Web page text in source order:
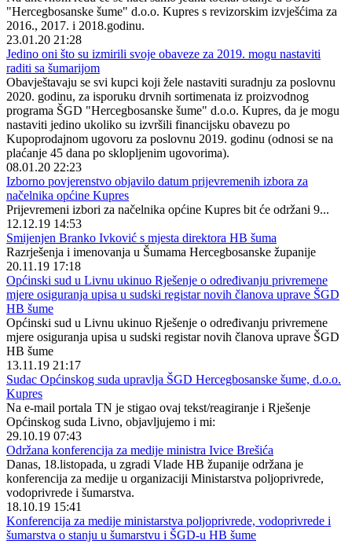
"Hercegbosanske šume" d.o.o. Kupres s revizorskim izvješćima za
2016., 2017. i 2018.godinu.
23.01.20 21:28
Jedino oni što su izmirili svoje obaveze za 2019. mogu nastaviti
raditi sa šumarijom
Obavještavaju se svi kupci koji žele nastaviti suradnju za poslovnu
2020. godinu, za isporuku drvnih sortimenata iz proizvodnog
programa ŠGD "Hercegbosanske šume" d.o.o. Kupres, da je mogu
nastaviti jedino ukoliko su izvršili financijsku obavezu po
Kupoprodajnom ugovoru za poslovnu 2019. godinu (odnosi se na
plaćanje 45 dana po sklopljenim ugovorima).
08.01.20 22:23
Izborno povjerenstvo objavilo datum prijevremenih izbora za
načelnika općine Kupres
Prijevremeni izbori za načelnika općine Kupres bit će održani 9...
12.12.19 14:53
Smijenjen Branko Ivković s mjesta direktora HB šuma
Razrješenja i imenovanja u Šumama Hercegbosanske županije
20.11.19 17:18
Općinski sud u Livnu ukinuo Rješenje o određivanju privremene
mjere osiguranja upisa u sudski registar novih članova uprave ŠGD
HB šume
Općinski sud u Livnu ukinuo Rješenje o određivanju privremene
mjere osiguranja upisa u sudski registar novih članova uprave ŠGD
HB šume
13.11.19 21:17
Sudac Općinskog suda upravlja ŠGD Hercegbosanske šume, d.o.o.
Kupres
Na e-mail portala TN je stigao ovaj tekst/reagiranje i Rješenje
Općinskog suda Livno, objavljujemo i mi:
29.10.19 07:43
Održana konferencija za medije ministra Ivice Brešića
Danas, 18.listopada, u zgradi Vlade HB županije održana je
konferencija za medije u organizaciji Ministarstva poljoprivrede,
vodoprivrede i šumarstva.
18.10.19 15:41
Konferencija za medije ministarstva poljoprivrede, vodoprivrede i
šumarstva o stanju u šumarstvu i ŠGD-u HB šume